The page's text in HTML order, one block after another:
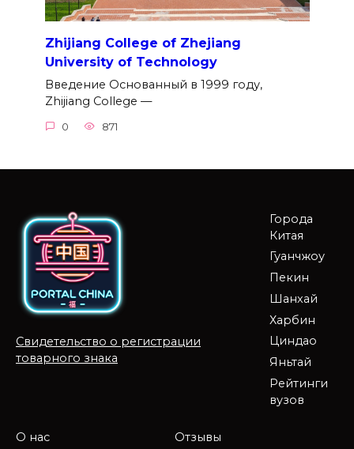
Zhijiang College of Zhejiang
University of Technology
Введение Основанный в 1999 году,
Zhijiang College —
0 871
Свидетельство о регистрации
товарного знака
Города
Китая
Гуанчжоу
Пекин
Шанхай
Харбин
Циндао
Яньтай
Рейтинги
вузов
О нас Отзывы